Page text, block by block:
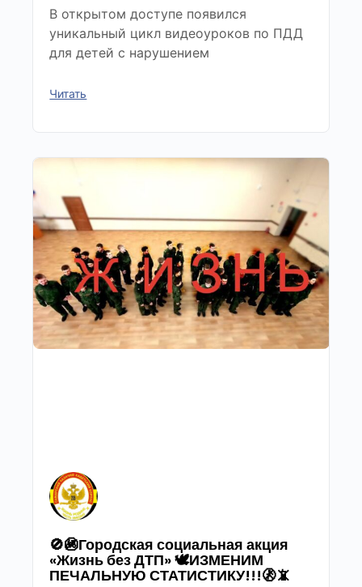
В открытом доступе появился
уникальный цикл видеоуроков по ПДД
для детей с нарушением
Читать
🚫🚳Городская социальная акция
«Жизнь без ДТП» 🕊ИЗМЕНИМ
ПЕЧАЛЬНУЮ СТАТИСТИКУ!!!🚷📵